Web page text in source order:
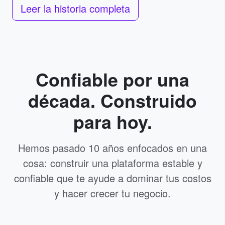
Leer la historia completa
Confiable por una
década. Construido
para hoy.
Hemos pasado 10 años enfocados en una
cosa: construir una plataforma estable y
confiable que te ayude a dominar tus costos
y hacer crecer tu negocio.